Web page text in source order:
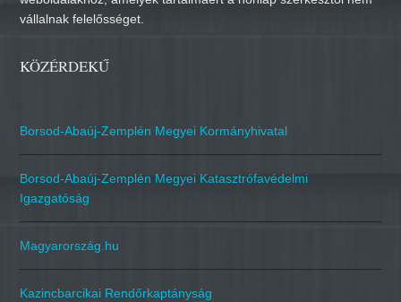
vállalnak felelősséget.
KÖZÉRDEKŰ
Borsod-Abaúj-Zemplén Megyei Kormányhivatal
Borsod-Abaúj-Zemplén Megyei Katasztrófavédelmi
Igazgatóság
Magyarország.hu
Kazincbarcikai Rendőrkaptányság